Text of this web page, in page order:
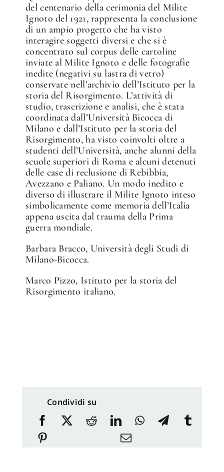
del centenario della cerimonia del Milite
Ignoto del 1921, rappresenta la conclusione
di un ampio progetto che ha visto
interagire soggetti diversi e che si è
concentrato sul corpus delle cartoline
inviate al Milite Ignoto e delle fotografie
inedite (negativi su lastra di vetro)
conservate nell’archivio dell’Istituto per la
storia del Risorgimento. L’attività di
studio, trascrizione e analisi, che è stata
coordinata dall’Università Bicocca di
Milano e dall’Istituto per la storia del
Risorgimento, ha visto coinvolti oltre a
studenti dell’Università, anche alunni della
scuole superiori di Roma e alcuni detenuti
delle case di reclusione di Rebibbia,
Avezzano e Paliano. Un modo inedito e
diverso di illustrare il Milite Ignoto inteso
simbolicamente come memoria dell’Italia
appena uscita dal trauma della Prima
guerra mondiale.
Barbara Bracco, Università degli Studi di
Milano-Bicocca.
Marco Pizzo, Istituto per la storia del
Risorgimento italiano.
Condividi su